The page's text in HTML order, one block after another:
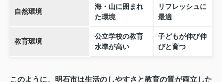
自然環境
海・山に囲まれ
た環境
リフレッシュに
最適
教育環境
公立学校の教育
水準が高い
子どもが伸び伸
びと育つ
このように、明石市は生活のしやすさと教育の質が両立した